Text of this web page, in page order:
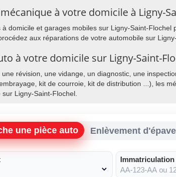
à votre domicile à Ligny-
à domicile et garages mobiles sur Ligny-Saint-
aux réparations de votre automobile sur
à votre domicile sur Ligny-Saint-
révision, une vidange, un diagnostic, une
kit de courroie, kit de distribution ...), les
Ligny-Saint-Flochel.
une pièce auto Enlèvement
Immatriculation